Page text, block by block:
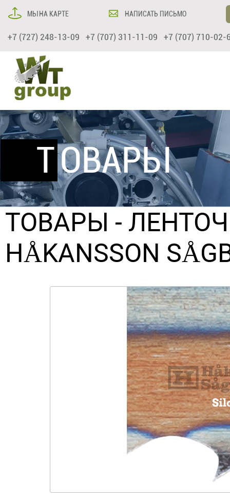
МЫ НА КАРТЕ НАПИСАТЬ ПИСЬМО
+7 (727) 248-13-09 +7 (707) 311-11-09 +7 (707) 710-02-
ТОВАРЫ
ТОВАРЫ -
HÅKANSSON